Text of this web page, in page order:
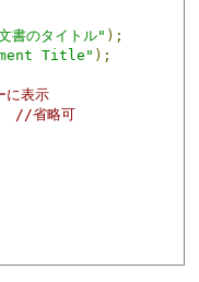
書のタイトル" );
Title" );
に表示
//省略可